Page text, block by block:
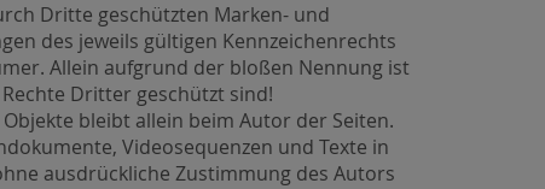
Dritte geschützten Marken- und
des jeweils gültigen Kennzeichenrechts
Allein aufgrund der bloßen Nennung ist
Dritter geschützt sind!
bleibt allein beim Autor der Seiten.
Videosequenzen und Texte in
ausdrückliche Zustimmung des Autors